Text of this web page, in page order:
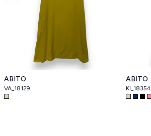
ABITO
VA_18129
ABITO
KI_18354